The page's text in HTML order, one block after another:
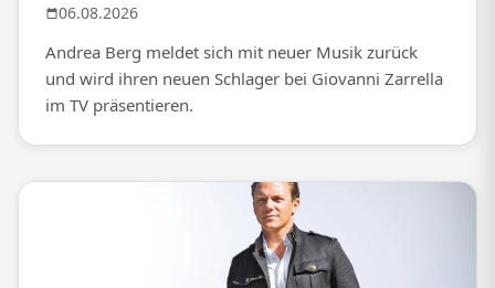
06.08.2026
Andrea Berg meldet sich mit neuer Musik zurück
und wird ihren neuen Schlager bei Giovanni Zarrella
im TV präsentieren.